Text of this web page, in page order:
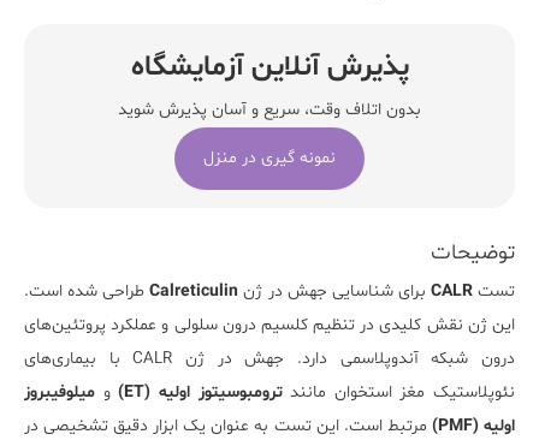
توضیحات
تستCALR برای شناسایی جهش در ژن Calreticulinطراحی شده است.
این ژن نقش کلیدی در تنظیم کلسیم درون سلولی و عملکرد پروتئین‌های
درون شبکه آندوپلاسمی دارد. جهش در ژن CALR با بیماری‌های
نئوپلاستیک مغز استخوان مانندترومبوسیتوز اولیه (ET) و میلوفیبروز
اولیه (PMF)
مرتبط است. این تست به عنوان یک ابزار دقیق تشخیصی در
پذیرش آنلاین آزمایشگاه
بدون اتلاف وقت، سریع و آسان پذیرش شوید
نمونه گیری در منزل